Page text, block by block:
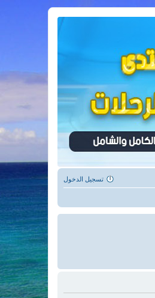
تسجيل الدخول